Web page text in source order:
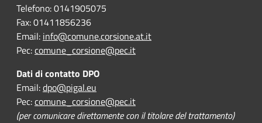
Telefono: 0141905075
Fax: 01411856236
Email: info@comune.corsione.at.it
Pec:comune_corsione@pec.it
Dati di contatto DPO
Email:dpo@pigal.eu
Pec:comune_corsione@pec.it
(per comunicare direttamente con il titolare del trattamento)